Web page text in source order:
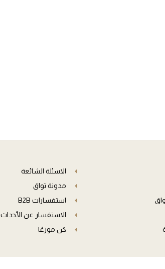
الاسئلة الشائعة
مدونة تواق
استفسارات B2B
الاستفسار عن الأحداث
كن موزعًا